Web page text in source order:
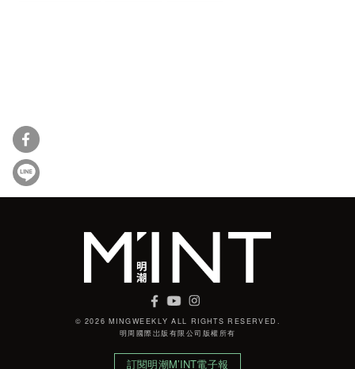
© 2026 MINGWEEKLY ALL RIGHTS RESERVED.
明周國際岀版有限公司版權所有
訂閱明潮M’INT電子報